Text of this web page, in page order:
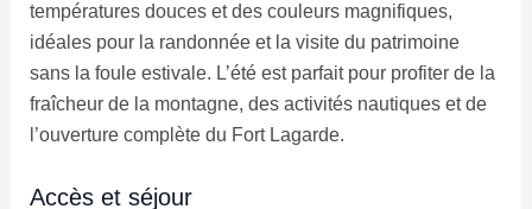
températures douces et des couleurs magnifiques,
idéales pour la randonnée et la visite du patrimoine
sans la foule estivale. L’été est parfait pour profiter de la
fraîcheur de la montagne, des activités nautiques et de
l’ouverture complète du Fort Lagarde.
Accès et séjour